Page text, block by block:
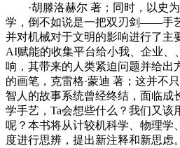
·胡滕洛赫尔 著；同时，以史为
学，倒不如说是一把双刃剑——手
并对机械对于文明的影响进行了主
AI赋能的收集平台给小我、企业、
响，其带来的人类紧迫问题并给出
的画笔，克雷格·蒙迪 著；这并不
智人的故事系统曾经终结，面临成
学手艺，Ta会想些什么？我们又该
呢？本书将从计较机科学、物理学
度进行思辨，提出新注释和新思虑